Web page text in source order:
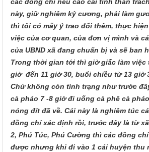
các đồng chí nêu cao cái tinh thần
này, giữ nghiêm kỷ cương, phải làm
thì tôi có mấy ý trao đổi thêm, thực
việc của cơ quan, của đơn vị mình và
của UBND xã đang chuẩn bị và sẽ ban
Trong thời gian tới thì giờ giấc làm
giờ đến 11 giờ 30, buổi chiều từ 13 giờ
Chứ không còn tình trạng như trước
cà pháo 7 -8 giờ đi uống cà phê cà
nóng đít đã về. Cái này là nghiêm túc
đồng chí xác định rồi, trước đây là từ xã
2, Phú Túc, Phú Cường thì các đồng
được nhưng khi đi vào 1 cái huyện thu